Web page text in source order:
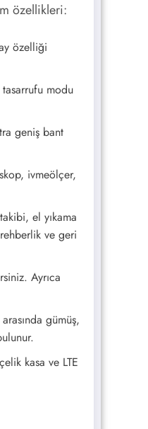
özellikleri:
özelliği
modu
geniş bant
ivmeölçer,
el yıkama
rehberlik ve geri
Ayrıca
gümüş,
kasa ve LTE